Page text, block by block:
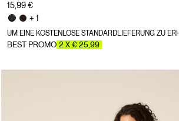
15,99 €
+ 1
UM EINE KOSTENLOSE STANDARDLIEFERUNG ZU
BEST PROMO 2 X € 25,99